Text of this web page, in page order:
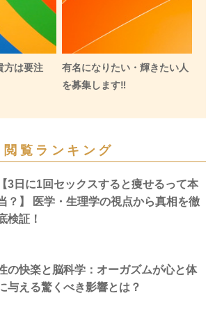
方は要注
有名になりたい・輝きたい人
を募集します‼️
閲覧ランキング
【3日に1回セックスすると痩せるって本
？】 医学・生理学の視点から真相を徹
検証！
の快楽と脳科学：オーガズムが心と体
与える驚くべき影響とは？